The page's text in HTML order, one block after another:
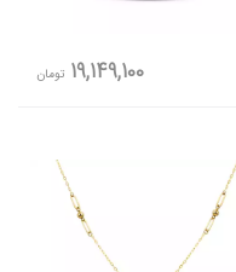
19,149,100 تومان